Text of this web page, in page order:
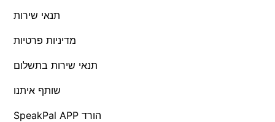
תנאי שירות
מדיניות פרטיות
תנאי שירות בתשלום
שותף איתנו
SpeakPal APP הורד